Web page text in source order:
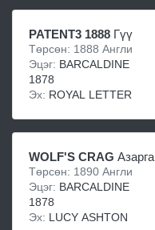
PATENT3 1888 Гүү
Төрсөн: 1888 Англи
Эцэг: BARCALDINE
1878
Эх: ROYAL LETTER
WOLF'S CRAG Азарга
Төрсөн: 1890 Англи
Эцэг: BARCALDINE
1878
Эх: LUCY ASHTON